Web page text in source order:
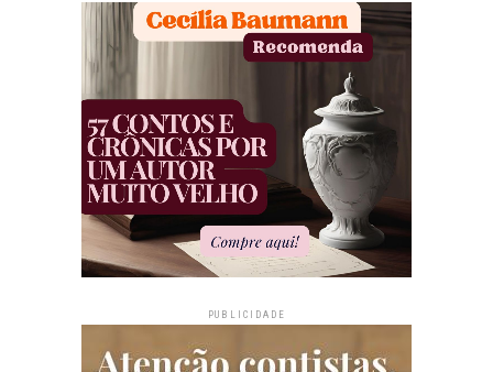
PUBLICIDADE